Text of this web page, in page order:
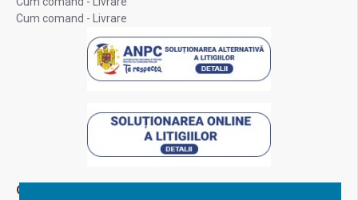
Cum comand - Livrare
Contul Meu